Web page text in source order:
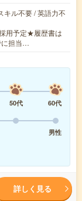
キル不要 / 英語力不
用予定★履歴書は
に担当…
50代
60代
男性
詳しく見る